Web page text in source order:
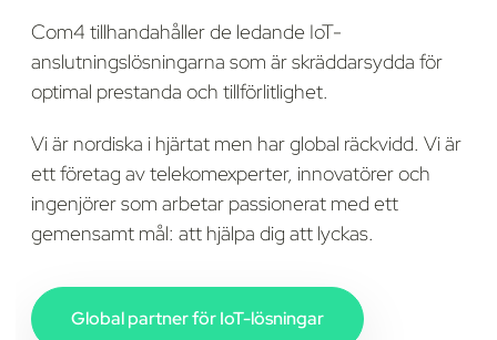
Com4 tillhandahåller de ledande IoT-
anslutningslösningarna som är skräddarsydda för
optimal prestanda och tillförlitlighet.
Vi är nordiska i hjärtat men har global räckvidd. Vi är
ett företag av telekomexperter, innovatörer och
ingenjörer som arbetar passionerat med ett
gemensamt mål: att hjälpa dig att lyckas.
Global partner för IoT-lösningar